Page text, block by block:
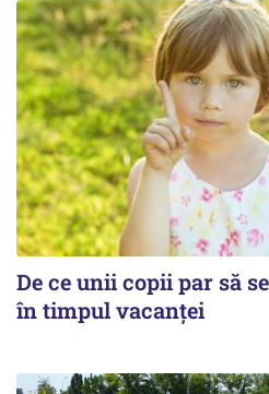
De ce unii copii par să
în timpul vacanței